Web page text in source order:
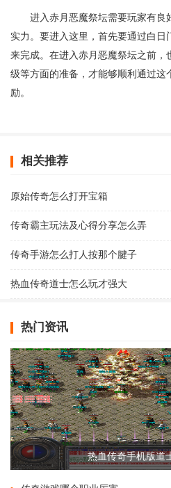
进入赤月恶魔祭坛需要玩家有良
实力。要进入这里，首先要通过白日
来完成。在进入赤月恶魔祭坛之前，
级等方面的准备，才能够顺利通过这
励。
相关推荐
原始传奇怎么打开宝箱
传奇霸主玩法及心得分享怎么弄
传奇手游怎么打人按那个腱子
热血传奇道士怎么玩才强大
热门资讯
热血传奇手机版道